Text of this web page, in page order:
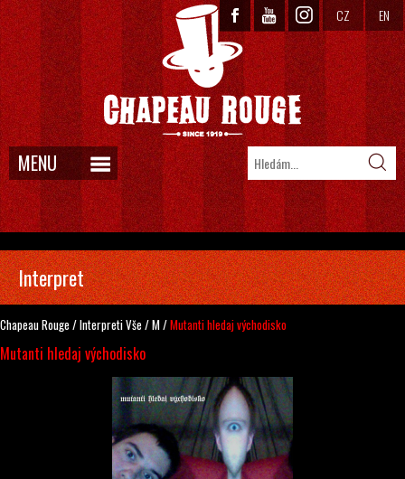
CZ EN
MENU
Interpret
Chapeau Rouge /InterpretiVše /M/Mutanti hledaj východisko
Mutanti hledaj východisko